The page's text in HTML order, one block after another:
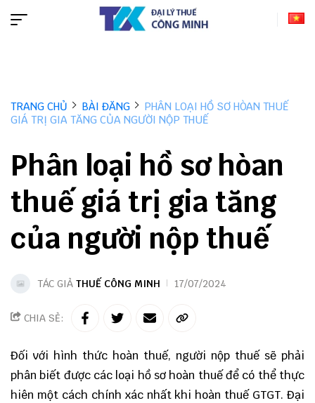
TRANG CHỦ BÀI ĐĂNG
PHÂN LOẠI HỒ SƠ HÒAN THUẾ
GIÁ TRỊ GIA TĂNG CỦA NGƯỜI NỘP THUẾ
Phân loại hồ sơ hòan
thuế giá trị gia tăng
của người nộp thuế
TÁC GIẢ THUẾ CÔNG MINH 17/07/2024
CHIA SẺ:
Đối với hình thức hoàn thuế, người nộp thuế sẽ phải
phân biết được các loại hồ sơ hoàn thuế để có thể thực
hiên một cách chính xác nhất khi hoàn thuế GTGT. Đại